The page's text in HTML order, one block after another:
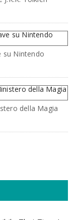
su Nintendo
della Magia